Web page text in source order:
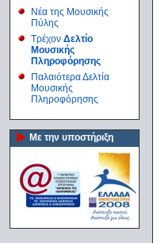
Νέα της Μουσικής
Πύλης
Τρέχον Δελτίο
Μουσικής
Πληροφόρησης
Παλαιότερα Δελτία
Μουσικής
Πληροφόρησης
Με την υποστήριξη